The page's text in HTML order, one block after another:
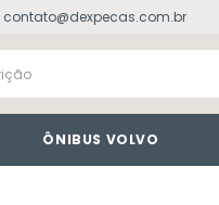
contato@dexpecas.com.br
ÔNIBUS VOLVO